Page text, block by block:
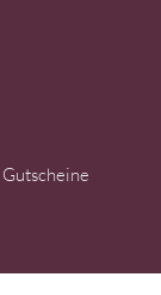
Gutscheine